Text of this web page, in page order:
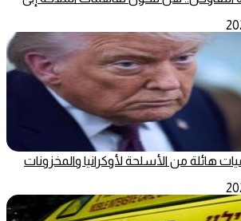
هائلة من الأسلحة لأوكرانيا والمخزونات